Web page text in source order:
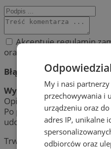
Akceptuję regulamin
oraz politykę prywatności.
Błąd:
Wynik:
Opinia została pomyślnie
Po przeprowadzeniu
udostępniona publicznie.
Trwa wysyłanie
My i nasi
przechowywania i
urządzeniu oraz
adres IP, unikalne
odbiorców oraz